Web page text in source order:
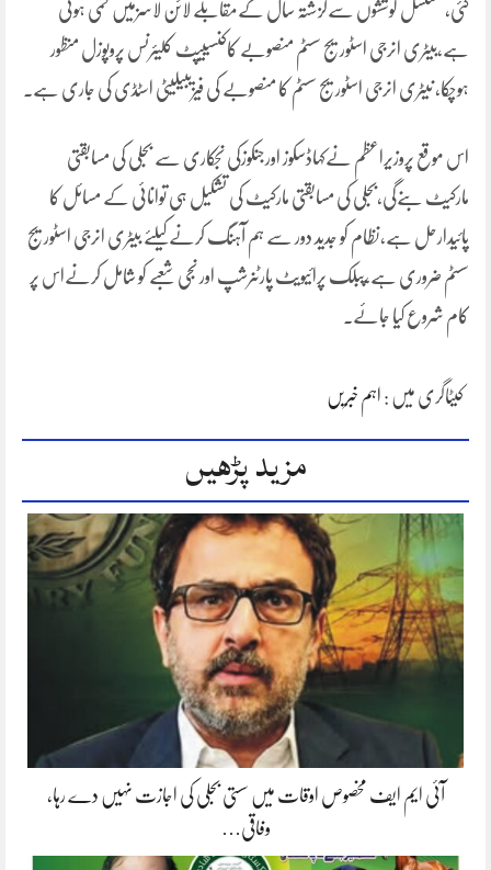
گئی، مسلسل کوششوں سےگزشتہ سال کےمقابلے لائن لاسزمیں کمی ہوئی
ہے،بیٹری انرجی اسٹوریج سسٹم منصوبے کاکنسییپٹ کلیئرنس پروپوزل منظور
ہوچکا، نیٹری انرجی اسٹوریج سسٹم کا منصوبے کی فیزیبیلیٹی اسٹڈی کی جاری ہے۔
اس موقع پروزیراعظم نےکہاڈسکوز اورجنکوزکی نجکاری سے بجلی کی مسابقتی
مارکیٹ بنےگی،بجلی کی مسابقتی مارکیٹ کی تشکیل ہی توانائی کے مسائل کا
پائیدارحل ہے،نظام کو جدید دور سے ہم آہنگ کرنےکیلئے بیٹری انرجی اسٹوریج
سسٹم ضروری ہے،پبلک پرائیویٹ پارٹنرشپ اور نجی شعبے کو شامل کرنےاس پر
کام شروع کیا جائے۔
کیٹاگری میں : اہم خبریں
مزید پڑھیں
آئی ایم ایف مخصوص اوقات میں سستی بجلی کی اجازت نہیں دے رہا،
وفاقی…